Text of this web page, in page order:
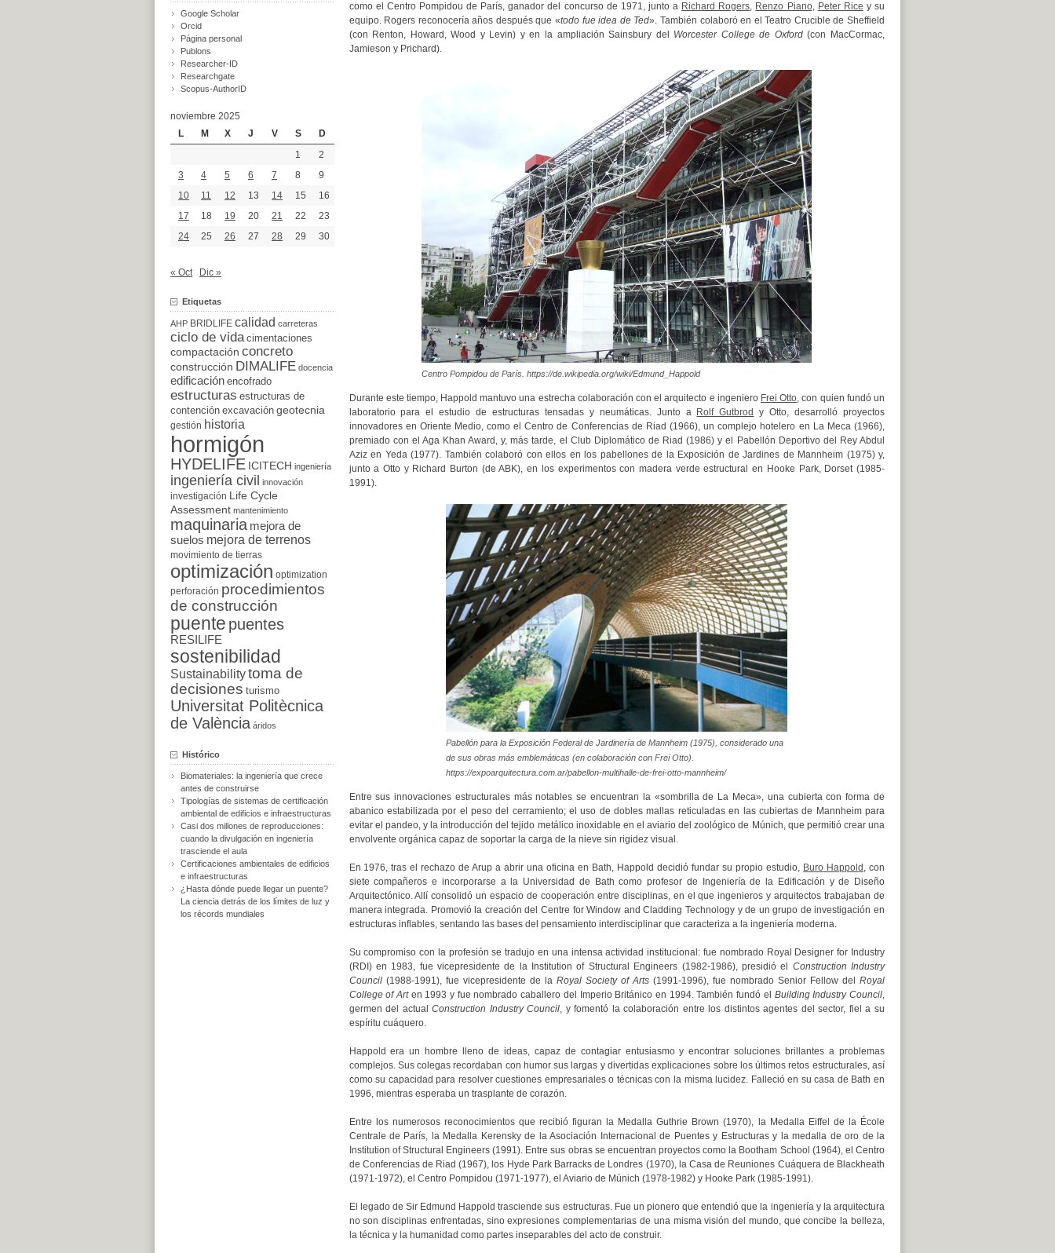
como el Centro Pompidou de París, ganador del concurso de 1971, junto a Richard Rogers, Renzo Piano, Peter Rice y su
equipo.Rogers reconocería años después que «todo fue idea de Ted». También colaboró en el Teatro Crucible de Sheffield
(con Renton, Howard, Wood y Levin) y en la ampliación Sainsbury del Worcester College de Oxford(con MacCormac,
Jamieson y Prichard).
Centro Pompidou de París. https://de.wikipedia.org/wiki/Edmund_Happold
Durante este tiempo, Happold mantuvo una estrecha colaboración con el arquitecto e ingeniero Frei Otto , con quien fundó un
laboratorio para el estudio de estructuras tensadas y neumáticas. Junto a Rolf Gutbrod y Otto, desarrolló proyectos
innovadores en Oriente Medio, como el Centro de Conferencias de Riad (1966), un complejo hotelero en La Meca (1966),
premiado con el Aga Khan Award, y, más tarde, el Club Diplomático de Riad (1986) y el Pabellón Deportivo del Rey Abdul
Aziz en Yeda (1977). También colaboró con ellos en los pabellones de la Exposición de Jardines de Mannheim (1975) y,
junto a Otto y Richard Burton (de ABK), en los experimentos con madera verde estructural en Hooke Park, Dorset (1985-
1991).
Pabellón para la Exposición Federal de Jardinería de Mannheim (1975), considerado una
de sus obras más emblemáticas (en colaboración con Frei Otto).
https://expoarquitectura.com.ar/pabellon-multihalle-de-frei-otto-mannheim/
Entre sus innovaciones estructurales más notables se encuentran la «sombrilla de La Meca», una cubierta con forma de
abanico estabilizada por el peso del cerramiento; el uso de dobles mallas reticuladas en las cubiertas de Mannheim para
evitar el pandeo, y la introducción del tejido metálico inoxidable en el aviario del zoológico de Múnich, que permitió crear una
envolvente orgánica capaz de soportar la carga de la nieve sin rigidez visual.
En 1976, tras el rechazo de Arup a abrir una oficina en Bath, Happold decidió fundar su propio estudio, Buro Happold , con
siete compañeros e incorporarse a la Universidad de Bath como profesor de Ingeniería de la Edificación y de Diseño
Arquitectónico. Allí consolidó un espacio de cooperación entre disciplinas, en el que ingenieros y arquitectos trabajaban de
manera integrada. Promovió la creación del Centre for Window and Cladding Technology y de un grupo de investigación en
estructuras inflables, sentando las bases del pensamiento interdisciplinar que caracteriza a la ingeniería moderna.
Su compromiso con la profesión se tradujo en una intensa actividad institucional: fue nombrado Royal Designer for Industry
(RDI) en 1983, fue vicepresidente de la Institution of Structural Engineers (1982-1986), presidió el Construction Industry
Council(1988-1991), fue vicepresidente de la Royal Society of Arts(1991-1996), fue nombrado Senior Fellow del Royal
College of Arten 1993 y fue nombrado caballero del Imperio Británico en 1994. También fundó el Building Industry Council
germen del actualConstruction Industry Council , y fomentó la colaboración entre los distintos agentes del sector, fiel a su
espíritu cuáquero.
Happold era un hombre lleno de ideas, capaz de contagiar entusiasmo y encontrar soluciones brillantes a problemas
complejos. Sus colegas recordaban con humor sus largas y divertidas explicaciones sobre los últimos retos estructurales, así
como su capacidad para resolver cuestiones empresariales o técnicas con la misma lucidez. Falleció en su casa de Bath en
1996, mientras esperaba un trasplante de corazón.
Entre los numerosos reconocimientos que recibió figuran la Medalla Guthrie Brown (1970), la Medalla Eiffel de la École
Centrale de París, la Medalla Kerensky de la Asociación Internacional de Puentes y Estructuras y la medalla de oro de la
Institution of Structural Engineers (1991). Entre sus obras se encuentran proyectos como la Bootham School (1964), el Centro
de Conferencias de Riad (1967), los Hyde Park Barracks de Londres (1970), la Casa de Reuniones Cuáquera de Blackheath
(1971-1972), el Centro Pompidou (1971-1977), el Aviario de Múnich (1978-1982) y Hooke Park (1985-1991).
El legado de Sir Edmund Happold trasciende sus estructuras. Fue un pionero que entendió que la ingeniería y la arquitectura
no son disciplinas enfrentadas, sino expresiones complementarias de una misma visión del mundo, que concibe la belleza,
la técnica y la humanidad como partes inseparables del acto de construir.
Google Scholar
Orcid
Página personal
Publons
Researcher-ID
Researchgate
Scopus-AuthorID
noviembre 2025
L
M X J V S
D
1
2
3
4 5 6 7 8
9
10
11 12 13 14 15
16
17
18 19 20 21 22
23
24
25 26 27 28 29 30
« Oct Dic »
Etiquetas
AHP BRIDLIFE calidad carreteras
ciclo de vida cimentaciones
compactación concreto
construcción DIMALIFE docencia
edificación encofrado
estructuras estructuras de
contención excavación geotecnia
gestión historia
hormigón
HYDELIFE ICITECH ingeniería
ingeniería civil innovación
investigación
Life Cycle
Assessment mantenimiento
maquinaria mejora de
suelos mejora de terrenos
movimiento de tierras
optimización optimization
perforación procedimientos
de construcción
puente puentes
RESILIFE
sostenibilidad
Sustainabilitytoma de
decisiones turismo
Universitat Politècnica
de València áridos
Histórico
Biomateriales: la ingeniería que crece
antes de construirse
Tipologías de sistemas de certificación
ambiental de edificios e infraestructuras
Casi dos millones de reproducciones:
cuando la divulgación en ingeniería
trasciende el aula
Certificaciones ambientales de edificios
e infraestructuras
¿Hasta dónde puede llegar un puente?
La ciencia detrás de los límites de luz y
los récords mundiales